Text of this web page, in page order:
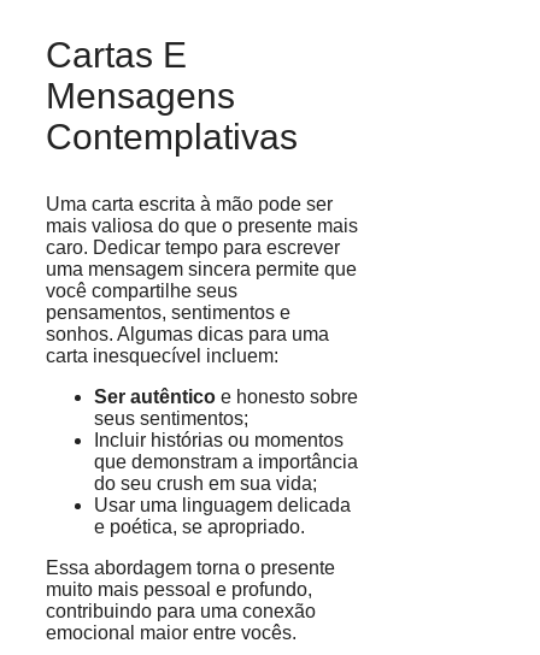
Cartas E
Mensagens
Contemplativas
Uma carta escrita à mão pode ser
mais valiosa do que o presente mais
caro. Dedicar tempo para escrever
uma mensagem sincera permite que
você compartilhe seus
pensamentos, sentimentos e
sonhos. Algumas dicas para uma
carta inesquecível incluem:
Ser autêntico e honesto sobre
seus sentimentos;
Incluir histórias ou momentos
que demonstram a importância
do seu crush em sua vida;
Usar uma linguagem delicada
e poética, se apropriado.
Essa abordagem torna o presente
muito mais pessoal e profundo,
contribuindo para uma conexão
emocional maior entre vocês.